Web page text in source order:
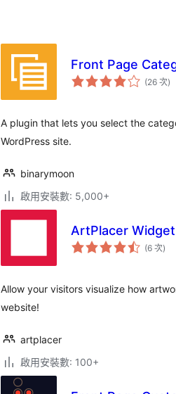
Front Page
(26 次評
分)
A plugin that lets you select the
WordPress site.
binarymoon
啟用安裝數: 5,000+
ArtPlacer Widget
(6 次評
分)
Allow your visitors visualize how
website!
artplacer
啟用安裝數: 100+